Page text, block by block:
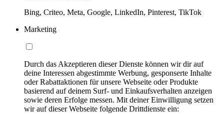
Bing, Criteo, Meta, Google, LinkedIn, Pinterest, TikTok
Marketing
Durch das Akzeptieren dieser Dienste können wir dir auf
deine Interessen abgestimmte Werbung, gesponserte Inhalte
oder Rabattaktionen für unsere Webseite oder Produkte
basierend auf deinem Surf- und Einkaufsverhalten anzeigen
sowie deren Erfolge messen. Mit deiner Einwilligung setzen
wir auf dieser Webseite folgende Drittdienste ein: